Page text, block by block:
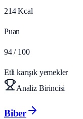
214 Kcal
Puan
94 / 100
Etli karışık yemekler
Analiz Birincisi
Biber